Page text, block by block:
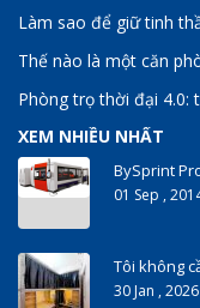
Làm sao để giữ tinh
Thế nào là một căn
Phòng trọ thời đại 4.0:
XEM NHIỀU NHẤT
BySprint
01 Sep ,
Tôi không
30 Jan , 2026